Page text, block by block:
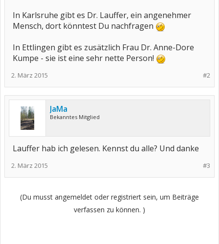
In Karlsruhe gibt es Dr. Lauffer, ein angenehmer
Mensch, dort könntest Du nachfragen
In Ettlingen gibt es zusätzlich Frau Dr. Anne-Dore
Kumpe - sie ist eine sehr nette Person!
#2
2. März 2015
JaMa
Bekanntes Mitglied
Lauffer hab ich gelesen. Kennst du alle? Und danke
#3
2. März 2015
(Du musst angemeldet oder registriert sein, um Beiträge
verfassen zu können. )